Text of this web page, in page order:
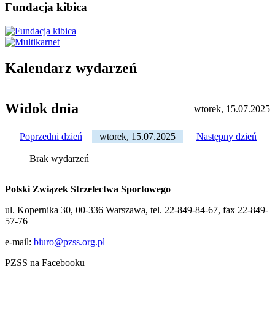
Fundacja kibica
Kalendarz wydarzeń
Widok dnia wtorek, 15.07.2025
Poprzedni dzień wtorek, 15.07.2025 Następny dzień
Brak wydarzeń
Polski Związek Strzelectwa Sportowego
ul. Kopernika 30, 00-336 Warszawa, tel. 22-849-84-67, fax 22-849-
57-76
e-mail: biuro@pzss.org.pl
PZSS na Facebooku